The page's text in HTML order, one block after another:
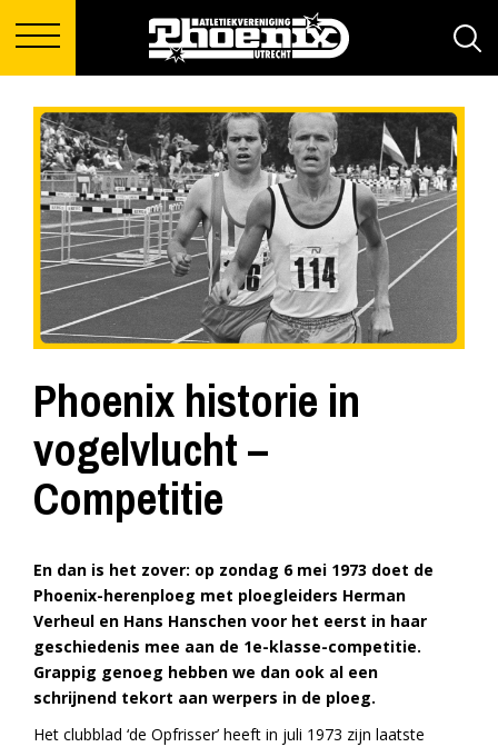
Phoenix historie in
vogelvlucht –
Competitie
En dan is het zover: op zondag 6 mei 1973 doet de
Phoenix-herenploeg met ploegleiders Herman
Verheul en Hans Hanschen voor het eerst in haar
geschiedenis mee aan de 1e-klasse-competitie.
Grappig genoeg hebben we dan ook al een
schrijnend tekort aan werpers in de ploeg.
Het clubblad ‘de Opfrisser’ heeft in juli 1973 zijn laatste